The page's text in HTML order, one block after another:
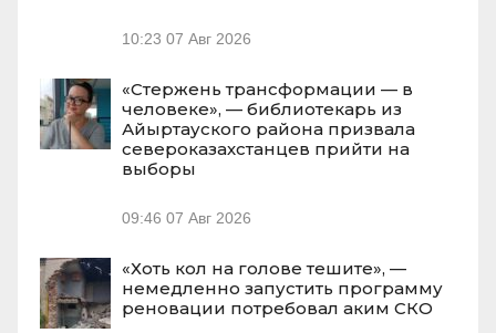
10:23 07 Авг 2026
«Стержень трансформации — в
человеке», — библиотекарь из
Айыртауского района призвала
североказахстанцев прийти на
выборы
09:46 07 Авг 2026
«Хоть кол на голове тешите», —
немедленно запустить программу
реновации потребовал аким СКО